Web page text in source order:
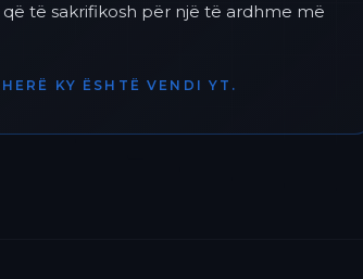
të sakrifikosh për një të ardhme më
KY ËSHTË VENDI YT.